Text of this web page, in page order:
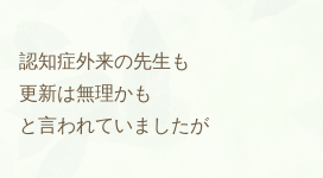
認知症外来の先生も
更新は無理かも
と言われていましたが